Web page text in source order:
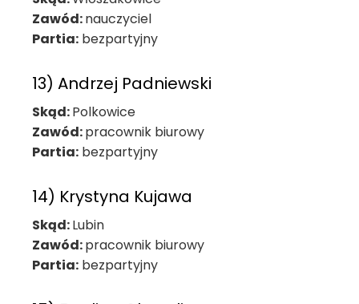
Zawód:nauczyciel
Partia: bezpartyjny
13) Andrzej Padniewski
Skąd:Polkowice
Zawód:pracownik biurowy
Partia: bezpartyjny
14) Krystyna Kujawa
Skąd:Lubin
Zawód:pracownik biurowy
Partia: bezpartyjny